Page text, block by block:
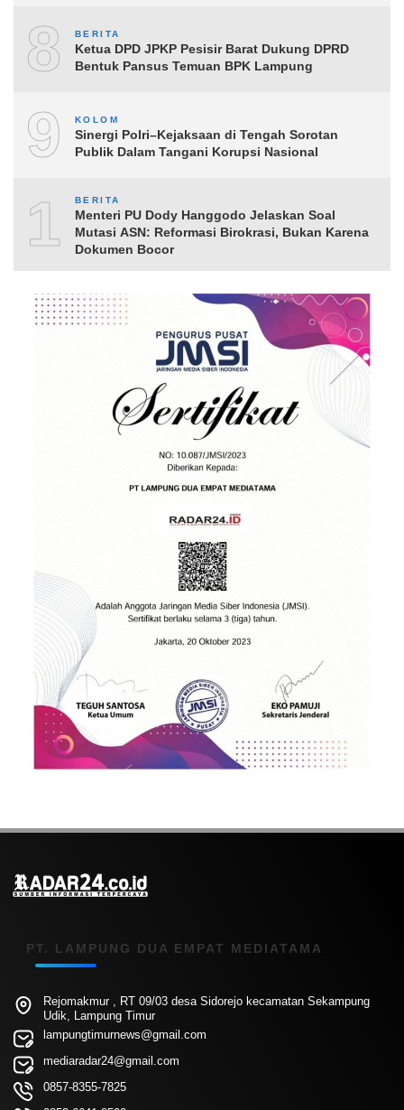
8 BERITA
Ketua DPD JPKP Pesisir Barat Dukung DPRD
Bentuk Pansus Temuan BPK Lampung
9 KOLOM
Sinergi Polri–Kejaksaan di Tengah Sorotan
Publik Dalam Tangani Korupsi Nasional
10BERITA
Menteri PU Dody Hanggodo Jelaskan Soal
Mutasi ASN: Reformasi Birokrasi, Bukan Karena
Dokumen Bocor
PT. LAMPUNG DUA EMPAT MEDIATAMA
Rejomakmur , RT 09/03 desa Sidorejo kecamatan Sekampung
Udik, Lampung Timur
lampungtimurnews@gmail.com
mediaradar24@gmail.com
0857-8355-7825